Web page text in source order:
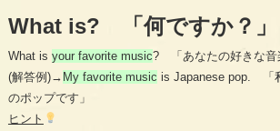
What is? 「何ですか？」
What is your favorite music? 「あなたの好きな音
(解答例)→ My favorite music is Japanese pop. 「
のポップです」
ヒント